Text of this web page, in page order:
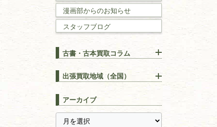
数学書・物理学書
建築書
漢方・鍼灸・東洋医学
易学・占い
スピリチュアル・
全集・
漫画部からのお知らせ
スタッフブログ
古書・古本買取コラム
りOK！効率的に売る方法
宅配買取は古本を送るだけ！
長島書店の便利な買取サービ
ス
【持ち込み買取】店頭で簡単
に古本を売るメリットとは？
出張買取地域（全国）
千葉県
神奈川県
静岡県
アーカイブ